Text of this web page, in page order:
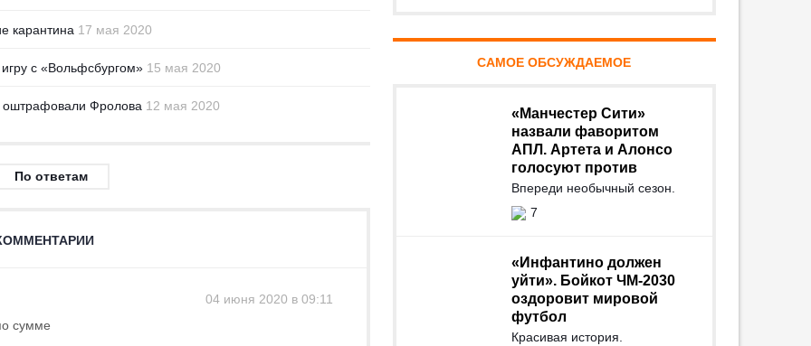
САМОЕ ОБСУЖДАЕМОЕ
«Манчестер Сити»
назвали фаворитом
АПЛ. Артета и Алонсо
голосуют против
Впереди необычный сезон.
7
«Инфантино должен
уйти». Бойкот ЧМ-2030
оздоровит мировой
футбол
Красивая история.
карантина 17 мая 2020
с «Вольфсбургом» 15 мая 2020
оштрафовали Фролова 12 мая 2020
По ответам
04 июня 2020 в 09:11
сумме